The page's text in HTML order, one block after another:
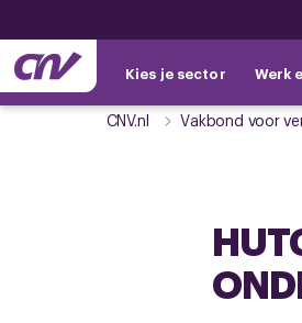
Kies je sector Werk
CNV.nl Vakbond voor